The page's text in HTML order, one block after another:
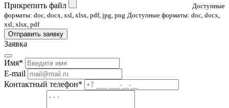
Прикрепить файл
Доступные
форматы: doc, docx, xsl, xlsx, pdf, jpg, png Доступные форматы: doc, docx,
xsl, xlsx, pdf
Отправить заявку
Заявка
Имя*
E-mail
Контактный телефон*